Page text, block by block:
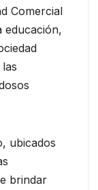
Comercial
educación,
ubicados
brindar